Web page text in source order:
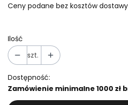
Ceny podane bez kosztów
Ilość
szt.
Dostępność:
Zamówienie minimalne 1000 zł